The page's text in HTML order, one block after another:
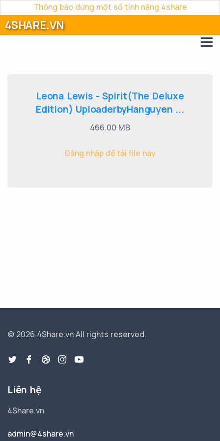
Thông báo dừng một số tính năng 4share
4SHARE.VN
Leona Lewis - Spirit(The Deluxe
Edition) UploaderbyHanguyen ...
466.00 MB
Đăng nhập để tải file này
© 2026 4Share.vnAll rights reserved.
Liên hệ
4Share.vn
admin@4share.vn